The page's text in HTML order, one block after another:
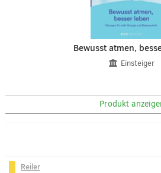
Bewusst atmen,
Einsteiger
Produkt
Reiler